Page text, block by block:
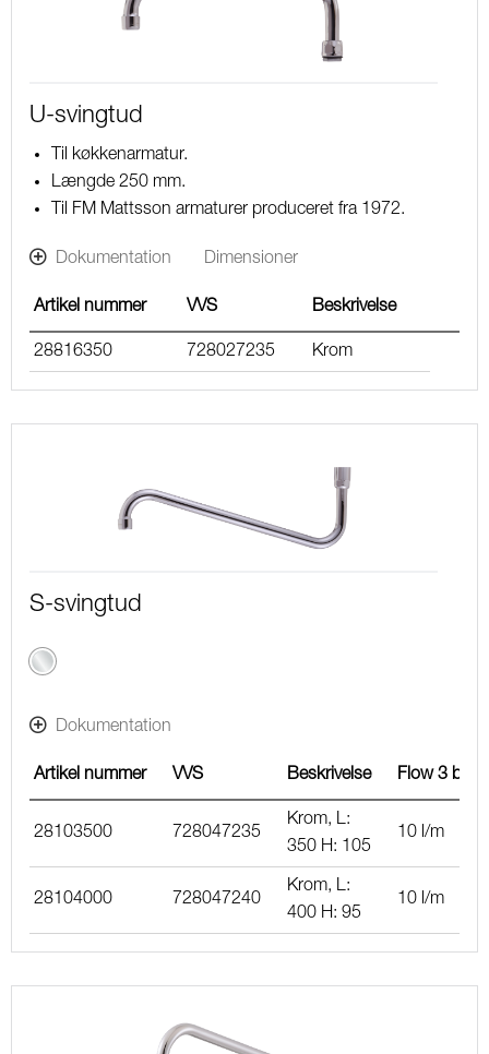
U-svingtud
Til køkkenarmatur.
Længde 250 mm.
Til FM Mattsson armaturer produceret fra 1972.
Dokumentation Dimensioner
Artikel nummer VVS Beskrivelse
28816350 728027235 Krom
S-svingtud
Krom
Dokumentation
Artikel nummer VVS Beskrivelse Flow 3 bar
28103500 728047235
Krom, L:
350 H: 105
10 l/m
28104000 728047240
Krom, L:
400 H: 95
10 l/m